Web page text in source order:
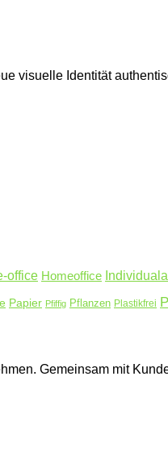
visuelle Identität
office Homeoffice
Papier Pfiffig Pflanzen Plastikfrei
Gemeinsam mit